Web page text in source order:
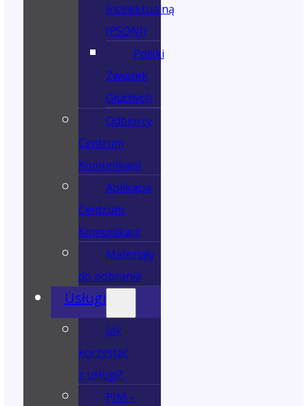
Intelektualną
(PSONI)
Polski
Związek
Głuchych
Odbiorcy
Centrum
Komunikacji
Aplikacja
Centrum
Komunikacji
Materiały
do pobrania
Usługi
Jak
korzystać
z usługi?
PJM –